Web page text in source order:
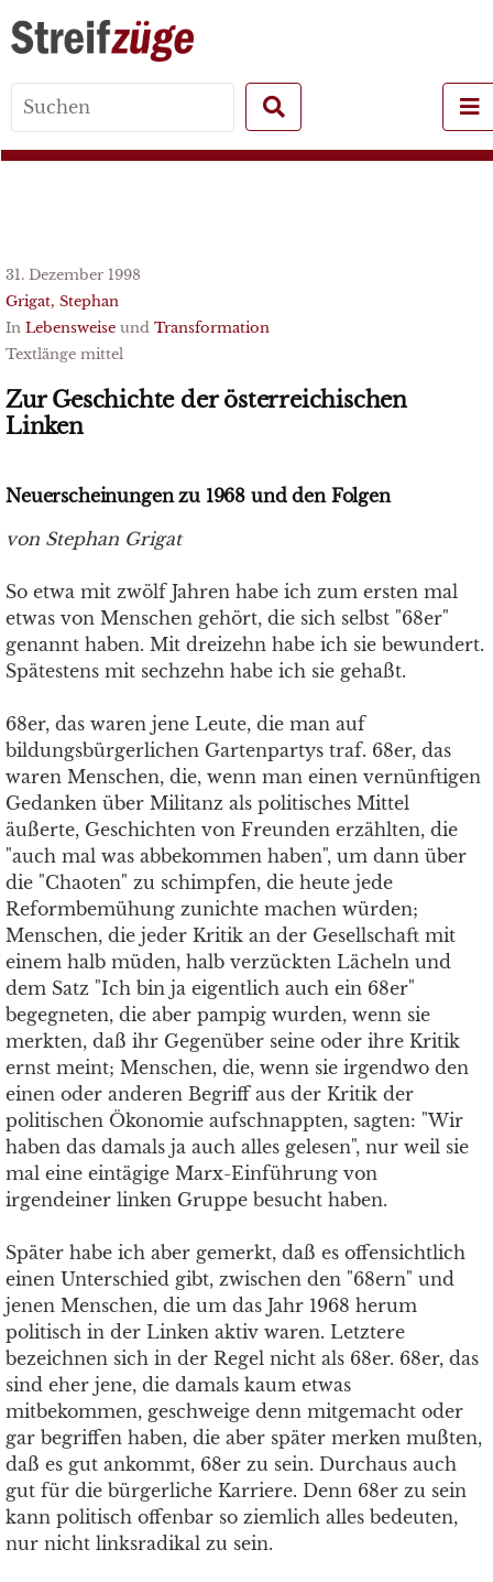
for:
31. Dezember 1998
Grigat, Stephan
In Lebensweise und Transformation
Textlänge mittel
Zur Geschichte der österreichischen
Linken
Neuerscheinungen zu 1968 und den Folgen
von Stephan Grigat
So etwa mit zwölf Jahren habe ich zum ersten mal
etwas von Menschen gehört, die sich selbst "68er"
genannt haben. Mit dreizehn habe ich sie bewundert.
Spätestens mit sechzehn habe ich sie gehaßt.
68er, das waren jene Leute, die man auf
bildungsbürgerlichen Gartenpartys traf. 68er, das
waren Menschen, die, wenn man einen vernünftigen
Gedanken über Militanz als politisches Mittel
äußerte, Geschichten von Freunden erzählten, die
"auch mal was abbekommen haben", um dann über
die "Chaoten" zu schimpfen, die heute jede
Reformbemühung zunichte machen würden;
Menschen, die jeder Kritik an der Gesellschaft mit
einem halb müden, halb verzückten Lächeln und
dem Satz "Ich bin ja eigentlich auch ein 68er"
begegneten, die aber pampig wurden, wenn sie
merkten, daß ihr Gegenüber seine oder ihre Kritik
ernst meint; Menschen, die, wenn sie irgendwo den
einen oder anderen Begriff aus der Kritik der
politischen Ökonomie aufschnappten, sagten: "Wir
haben das damals ja auch alles gelesen", nur weil sie
mal eine eintägige Marx-Einführung von
irgendeiner linken Gruppe besucht haben.
Später habe ich aber gemerkt, daß es offensichtlich
einen Unterschied gibt, zwischen den "68ern" und
jenen Menschen, die um das Jahr 1968 herum
politisch in der Linken aktiv waren. Letztere
bezeichnen sich in der Regel nicht als 68er. 68er, das
sind eher jene, die damals kaum etwas
mitbekommen, geschweige denn mitgemacht oder
gar begriffen haben, die aber später merken mußten,
daß es gut ankommt, 68er zu sein. Durchaus auch
gut für die bürgerliche Karriere. Denn 68er zu sein
kann politisch offenbar so ziemlich alles bedeuten,
nur nicht linksradikal zu sein.